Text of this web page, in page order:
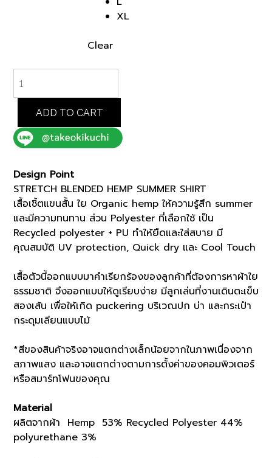
XL
Clear
STRETCH
BLENDED
SUMMER
SHIRT
(K8183998)
ADD TO CART
Design Point
STRETCH BLENDED HEMP SUMMER SHIRT
เสื้อเชิ้ตแขนสั้น ใย Organic hemp ให้ความรู้สึก summer
และมีความทนทาน ส่วน Polyester ที่เลือกใช้ เป็น
Recycled polyester + PU ทำให้ยืดและใส่สบาย มี
คุณสมบัติ UV protection, Quick dry และ Cool Touch
เสื้อตัวนี้ออกแบบมาคำเรียกร้องของลูกค้าที่ต้องการหาผ้าใย
ธรรมชาติ จึงออกแบบให้ดูเรียบง่าย มีลูกเล่นที่งานเดินตะเข็บ
สองเส้น เพื่อให้เกิด puckering บริเวณปก บ่า และกระเป๋า
กระดุมเลียนแบบไม้
*สีของสินค้าจริงอาจแตกต่างเล็กน้อยจากในภาพเนื่องจาก
สภาพแสง และอาจแตกต่างตามการตั้งค่าของคอมพิวเตอร์
หรือสมาร์ทโฟนของคุณ
Material
ผลิตจากผ้า Hemp 53% Recycled Polyester 44%
polyurethane 3%